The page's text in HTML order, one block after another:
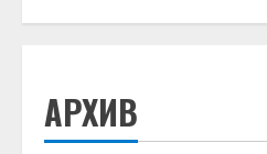
АРХИВ